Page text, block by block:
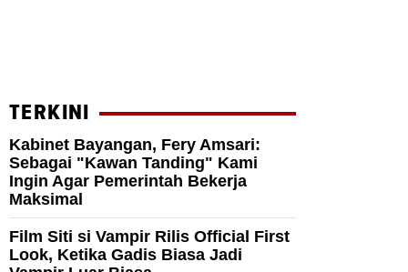
TERKINI
Kabinet Bayangan, Fery Amsari:
Sebagai "Kawan Tanding" Kami
Ingin Agar Pemerintah Bekerja
Maksimal
Film Siti si Vampir Rilis Official First
Look, Ketika Gadis Biasa Jadi